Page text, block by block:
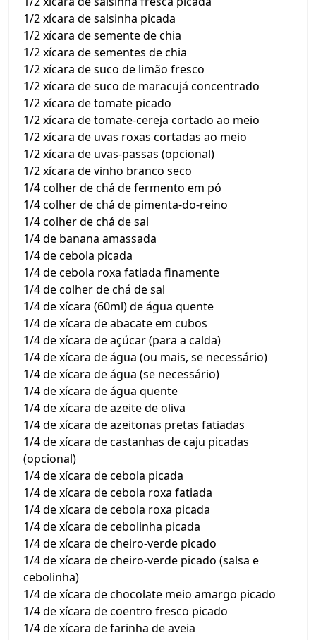
1/2 xícara de salsinha picada
1/2 xícara de semente de chia
1/2 xícara de sementes de chia
1/2 xícara de suco de limão fresco
1/2 xícara de suco de maracujá concentrado
1/2 xícara de tomate picado
1/2 xícara de tomate-cereja cortado ao meio
1/2 xícara de uvas roxas cortadas ao meio
1/2 xícara de uvas-passas (opcional)
1/2 xícara de vinho branco seco
1/4 colher de chá de fermento em pó
1/4 colher de chá de pimenta-do-reino
1/4 colher de chá de sal
1/4 de banana amassada
1/4 de cebola picada
1/4 de cebola roxa fatiada finamente
1/4 de colher de chá de sal
1/4 de xícara (60ml) de água quente
1/4 de xícara de abacate em cubos
1/4 de xícara de açúcar (para a calda)
1/4 de xícara de água (ou mais, se necessário)
1/4 de xícara de água (se necessário)
1/4 de xícara de água quente
1/4 de xícara de azeite de oliva
1/4 de xícara de azeitonas pretas fatiadas
1/4 de xícara de castanhas de caju picadas
(opcional)
1/4 de xícara de cebola picada
1/4 de xícara de cebola roxa fatiada
1/4 de xícara de cebola roxa picada
1/4 de xícara de cebolinha picada
1/4 de xícara de cheiro-verde picado
1/4 de xícara de cheiro-verde picado (salsa e
cebolinha)
1/4 de xícara de chocolate meio amargo picado
1/4 de xícara de coentro fresco picado
1/4 de xícara de farinha de aveia